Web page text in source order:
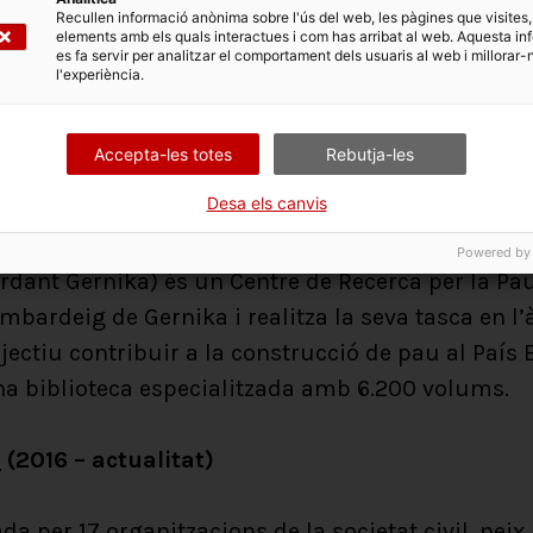
basc. Lokarri va ser l’entitat promotora de
de l’anunci de cessament de la violència
considerar que el procés de pau al País Basc
la violència d’ETA i la legalització de Sortu.
de Investigación pro la Paz
Gernika) és un Centre de Recerca per la
de Gernika i realitza la seva tasca en
contribuir a la construcció de pau al País
biblioteca especialitzada amb 6.200 volums.
(2016 – actualitat)
Recullen informació anònima sobre l'ús del web, les pàgines que
elements amb els quals interactues i com has arribat al web. Aquesta
es fa servir per analitzar el comportament dels usuaris al web i millorar-
l'experiència.
Accepta-les totes Rebutja-les
Desa els canvis
Powered by